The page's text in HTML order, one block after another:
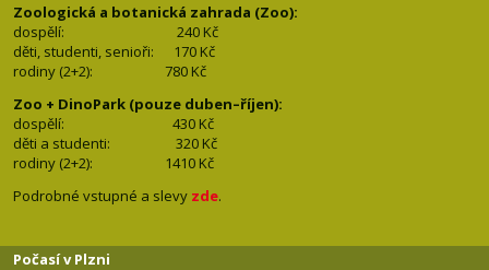
Zoologická a botanická zahrada (Zoo):
dospělí:
240 Kč
děti, studenti, senioři: 170 Kč
rodiny (2+2): 780 Kč
Zoo + DinoPark (pouze duben–říjen):
dospělí: 430 Kč
děti a studenti: 320 Kč
rodiny (2+2): 1410 Kč
Podrobné vstupné a slevy zde.
Počasí v Plzni